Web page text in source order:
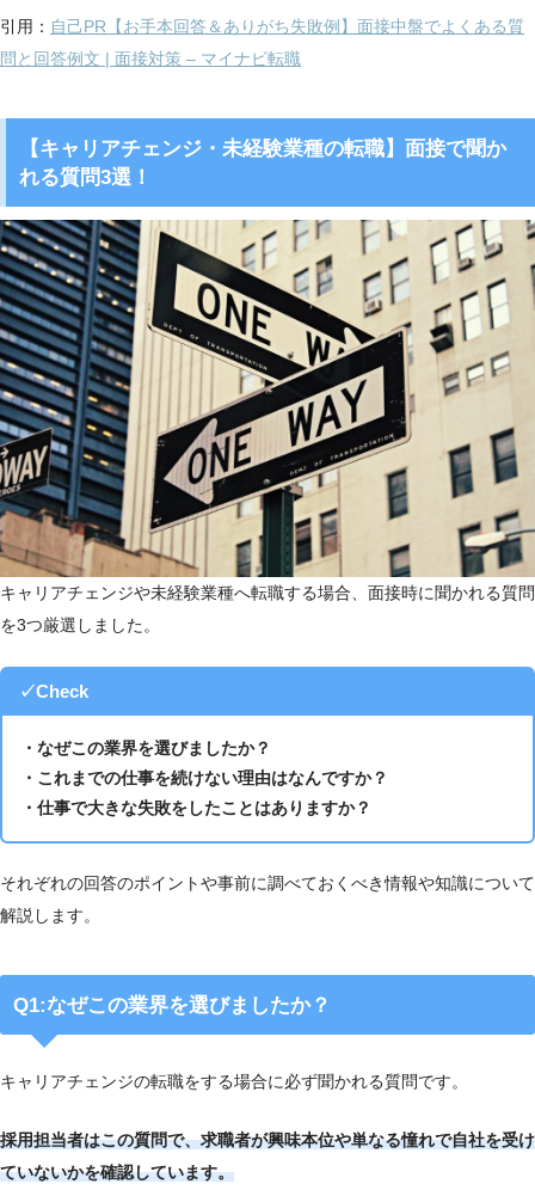
引用： 自己PR【お手本回答＆ありがち失敗例】面接中盤でよくある質
問と回答例文 | 面接対策 – マイナビ転職
【キャリアチェンジ・未経験業種の転職】面接で聞か
れる質問3選！
キャリアチェンジや未経験業種へ転職する場合、面接時に聞かれる質問
を3つ厳選しました。
✓Check
・なぜこの業界を選びましたか？
・これまでの仕事を続けない理由はなんですか？
・仕事で大きな失敗をしたことはありますか？
それぞれの回答のポイントや事前に調べておくべき情報や知識について
解説します。
Q1:なぜこの業界を選びましたか？
キャリアチェンジの転職をする場合に必ず聞かれる質問です。
採用担当者はこの質問で、求職者が興味本位や単なる憧れで自社を受け
ていないかを確認しています。